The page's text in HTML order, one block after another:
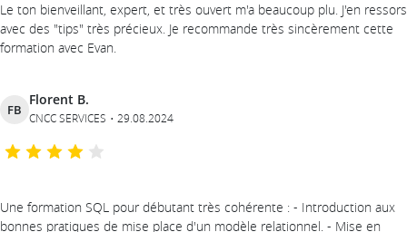
Le ton bienveillant, expert, et très ouvert m'a beaucoup plu. J'en ressors
avec des "tips" très précieux. Je recommande très sincèrement cette
formation avec Evan.
FB
Florent B.
CNCC SERVICES 29.08.2024
Une formation SQL pour débutant très cohérente : - Introduction aux
bonnes pratiques de mise place d'un modèle relationnel. - Mise en